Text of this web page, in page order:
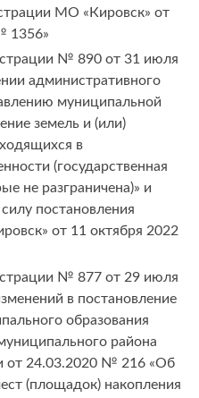
МО «Кировск» от
1356»
№ 890 от 31 июля
административного
муниципальной
земель и (или)
в
(государственная
не разграничена)» и
постановления
от 11 октября 2022
№ 877 от 29 июля
в постановление
образования
района
от 24.03.2020 № 216 «Об
(площадок) накопления